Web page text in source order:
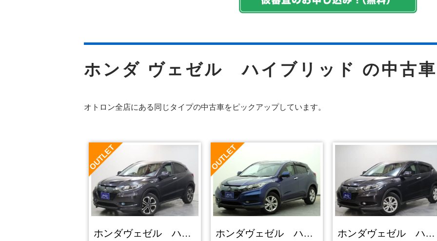
ホンダ ヴェゼル ハイブリッド の中古車
オトロン全店にある同じタイプの中古車をピックアップしています。
ホンダヴェゼル ハイブリッドＺ ホンダヴェゼル ハイブリッドＸ ホンダヴェゼル ハイブリッドＸ